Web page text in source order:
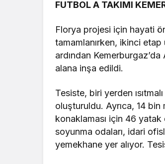
FUTBOL A TAKIMI
Florya projesi için hayati
tamamlanırken, ikinci etap
ardından
alana inşa edildi.
Tesiste, biri yerden
oluşturuldu. Ayrıca, 14
konaklaması için 46
soyunma odaları, idari
yemekhane yer alıyor.